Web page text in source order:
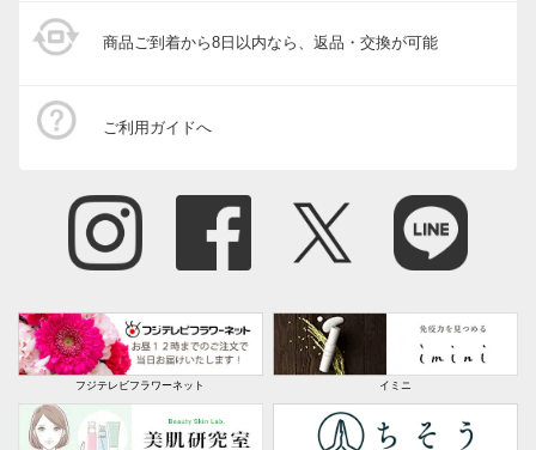
商品ご到着から8日以内なら、返品・交換が可能
ご利用ガイドへ
フジテレビフラワーネット イミニ